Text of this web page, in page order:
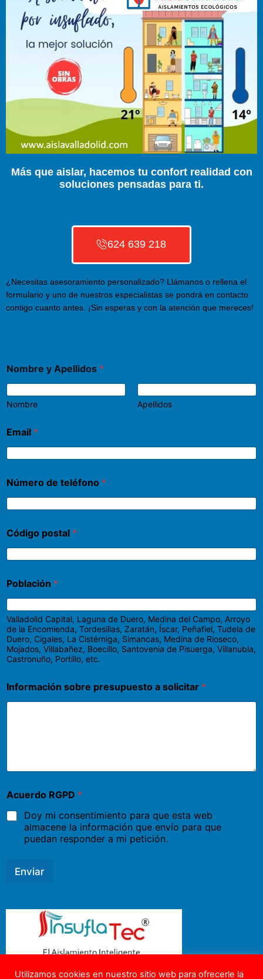
Más que aislar, hacemos tu confort realidad con
soluciones pensadas para ti.
624 639 218
¿Necesitas asesoramiento personalizado? Llámanos o rellena el
formulario y uno de nuestros especialistas se pondrá en contacto
contigo cuanto antes. ¡Sin esperas y con la atención que mereces!
Nombre y Apellidos *
Nombre Apellidos
Email *
Número de teléfono *
Código postal *
Población *
Valladolid Capital, Laguna de Duero, Medina del Campo, Arroyo
de la Encomienda, Tordesillas, Zaratán, Íscar, Peñafiel, Tudela de
Duero, Cigales, La Cistérniga, Simancas, Medina de Rioseco,
Mojados, Villabañez, Boecillo, Santovenia de Pisuerga, Villanubla,
Castronuño, Portillo, etc.
Información sobre presupuesto a solicitar *
Acuerdo RGPD *
Doy mi consentimiento para que esta web
almacene la información que envío para que
puedan responder a mi petición.
Enviar
Utilizamos cookies en nuestro sitio web para ofrecerle la